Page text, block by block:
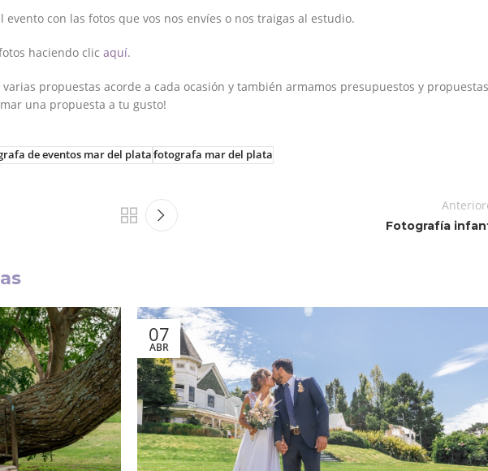
con las fotos que vos nos envíes o nos traigas al estudio.
haciendo clic aquí.
propuestas acorde a cada ocasión y también armamos presupuestos y propuestas
una propuesta a tu gusto!
de eventos mar del platafotografa mar del plata
Fotografía
07
ABR